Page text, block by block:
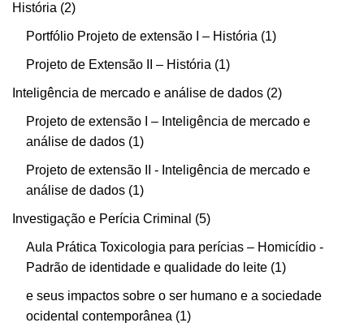
História 2
Portfólio Projeto de extensão I – História 1
Projeto de Extensão II – História 1
Inteligência de mercado e análise de dados 2
Projeto de extensão I – Inteligência de mercado e
análise de dados 1
Projeto de extensão II - Inteligência de mercado e
análise de dados 1
Investigação e Perícia Criminal 5
Aula Prática Toxicologia para perícias – Homicídio -
Padrão de identidade e qualidade do leite 1
e seus impactos sobre o ser humano e a sociedade
ocidental contemporânea
1